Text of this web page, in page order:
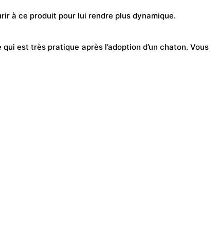
à ce produit pour lui rendre plus dynamique.
est très pratique après l’adoption d’un chaton. Vous